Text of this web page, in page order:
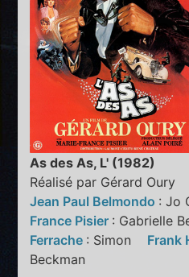
As des As, L' (1982)
Réalisé par Gérard Oury
Jean Paul Belmondo : Jo
France Pisier : Gabrielle
Ferrache : Simon Frank
Beckman